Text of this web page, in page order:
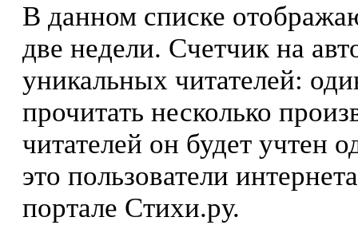
В данном списке
две недели. Счетчик на
уникальных читателей:
прочитать несколько
читателей он будет учтен
это пользователи
портале Стихи.ру.